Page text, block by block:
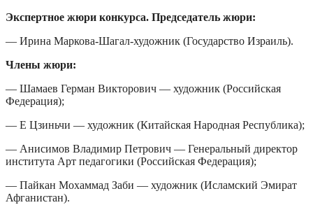
Экспертное жюри конкурса. Председатель жюри:
— Ирина Маркова-Шагал-художник (Государство Израиль).
Члены жюри:
— Шамаев Герман Викторович — художник (Российская
Федерация);
— Е Цзиньчи — художник (Китайская Народная Республика);
— Анисимов Владимир Петрович — Генеральный директор
института Арт педагогики (Российская Федерация);
— Пайкан Мохаммад Заби — художник (Исламский Эмират
Афганистан).